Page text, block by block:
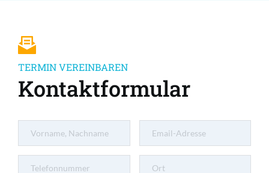
TERMIN VEREINBAREN
Kontaktformular